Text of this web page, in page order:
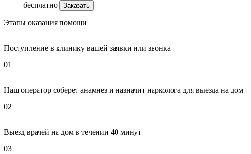
бесплатно Заказать
Этапы оказания помощи
Поступление в клинику вашей заявки или звонка
01
Наш оператор соберет анамнез и назначит нарколога для выезда на дом
02
Выезд врачей на дом в течении 40 минут
03